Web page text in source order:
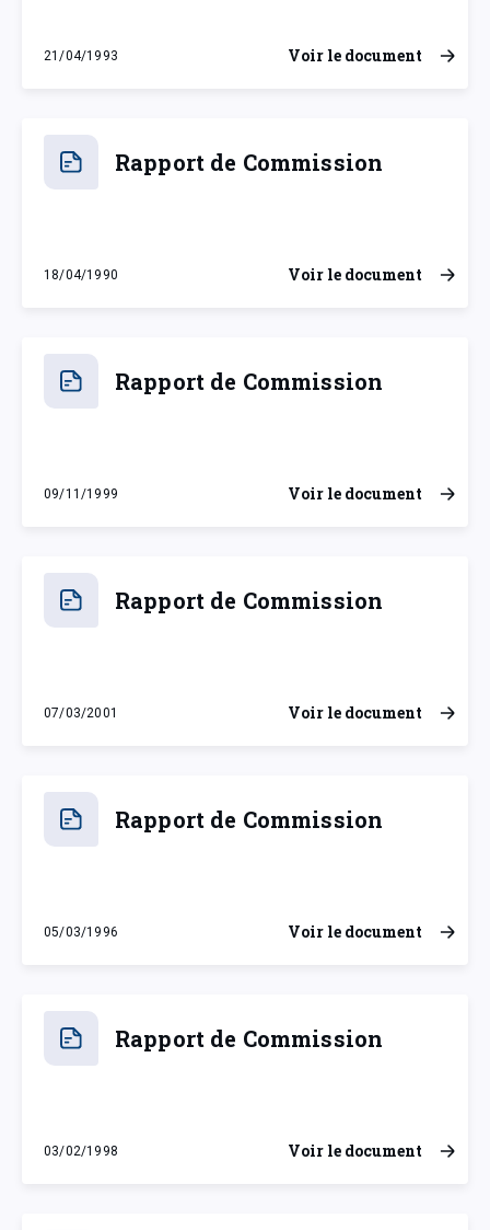
21/04/1993
mercredi 21 avril 1993
Voir le document
Rapport de Commission
18/04/1990
mercredi 18 avril 1990
Voir le document
Rapport de Commission
09/11/1999
mardi 9 novembre 1999
Voir le document
Rapport de Commission
07/03/2001
mercredi 7 mars 2001
Voir le document
Rapport de Commission
05/03/1996
mardi 5 mars 1996
Voir le document
Rapport de Commission
03/02/1998
mardi 3 février 1998
Voir le document